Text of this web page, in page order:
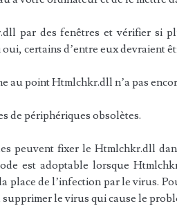
par des fenêtres et vérifier si
certains d’entre eux devraient
au point Htmlchkr.dll n’a pas
de périphériques obsolètes.
peuvent fixer le Htmlchkr.dll
est adoptable lorsque
place de l’infection par le virus.
le virus qui cause le